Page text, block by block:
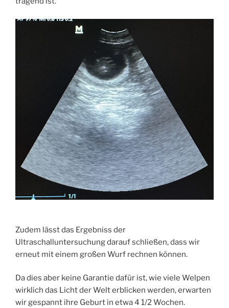
Zudem lässt das Ergebniss der
Ultraschalluntersuchung darauf schließen, dass wir
erneut mit einem großen Wurf rechnen können.
Da dies aber keine Garantie dafür ist, wie viele Welpen
wirklich das Licht der Welt erblicken werden, erwarten
wir gespannt ihre Geburt in etwa 4 1/2 Wochen.